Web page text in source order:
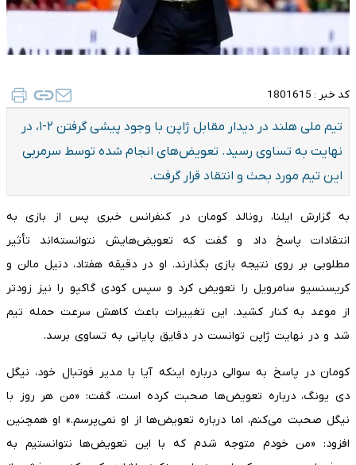
کد خبر : 1801615
تیم ملی هلند در دیدار مقابل ژاپن با وجود پیشی گرفتن ۲-۱، در
نهایت به تساوی رسید. تعویض‌های انجام شده توسط سرمربی
این تیم مورد بحث و انتقاد قرار گرفت.
به گزارش ایلنا، رونالد کومان در کنفرانس خبری پس از بازی به
انتقادات پاسخ داد و گفت که تعویض‌هایش نتوانسته‌اند تأثیر
مطلوبی بر روی نتیجه بازی بگذارند. او در دقیقه هفتاد، دنیل مالن و
کریسنسیو سامرویل را تعویض کرد و سپس کودی گاکپو را نیز زودتر
از موعد به کنار کشید. این تغییرات باعث کاهش سرعت حمله تیم
شد و در نهایت ژاپن توانست در دقایق پایانی به تساوی برسد.
کومان در پاسخ به سوالی درباره اینکه آیا با مدیر فوتبال خود، نیگل
دی یونگ، درباره تعویض‌ها صحبت کرده است، گفت: «من هر روز با
نیگل صحبت می‌کنم، اما درباره تعویض‌ها از او نمی‌پرسم.» او همچنین
افزود: «من خودم متوجه شدم که با این تعویض‌ها نتوانستیم به